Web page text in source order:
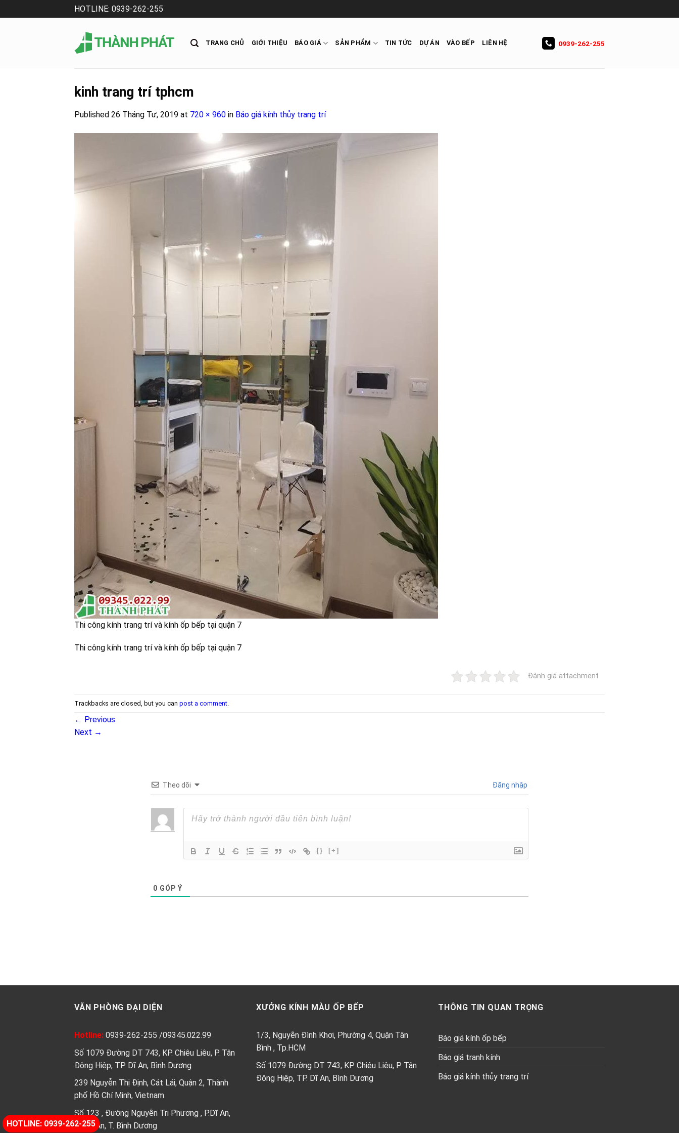
to
HOTLINE: 0939-262-255
TRANG CHỦ GIỚI THIỆU BÁO GIÁ SẢN PHẨM TIN TỨC DỰ ÁN VÀO BẾP LIÊN HỆ 0939-262-255
kinh trang trí tphcm
Published 26 Tháng Tư, 2019 at 720 × 960 in Báo giá kính thủy trang trí
Thi công kính trang trí và kính ốp bếp tại quận 7
Thi công kính trang trí và kính ốp bếp tại quận 7
Đánh giá attachment
Trackbacks are closed, but you can post a comment
← Previous
Next →
Theo dõi Đăng nhập
{} [+]
0 GÓP Ý
HOTLINE: 0939-262-255
VĂN PHÒNG ĐẠI DIỆN
Hotline: 0939-262-255 /09345.022.99
Số 1079 Đường DT 743, KP. Chiêu Liêu, P. Tân
Đông Hiệp, TP. Dĩ An, Bình Dương
239 Nguyễn Thị Định, Cát Lái, Quận 2, Thành
phố Hồ Chí Minh, Vietnam
Số 123 , Đường Nguyễn Tri Phương , P.Dĩ An,
Tp.Dĩ An, T. Bình Dương
XƯỞNG KÍNH MÀU ỐP BẾP
1/3, Nguyễn Đình Khơi, Phường 4, Quận Tân
Bình , Tp.HCM
Số 1079 Đường DT 743, KP. Chiêu Liêu, P. Tân
Đông Hiệp, TP. Dĩ An, Bình Dương
THÔNG TIN QUAN TRỌNG
Báo giá kính ốp bếp
Báo giá tranh kính
Báo giá kính thủy trang trí